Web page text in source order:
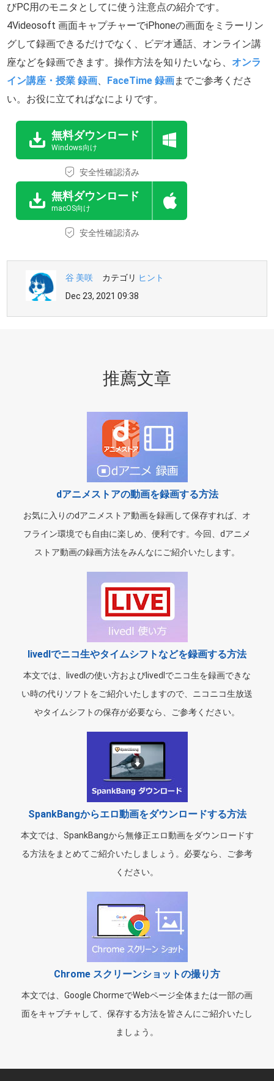
びPC用のモニタとしてに使う注意点の紹介です。
4Videosoft 画面キャプチャーでiPhoneの画面をミラーリン
グして録画できるだけでなく、ビデオ通話、オンライン講
座などを録画できます。操作方法を知りたいなら、 オンラ
イン講座・授業 録画、 FaceTime 録画までご参考くださ
い。お役に立てればなによりです。
無料ダウンロード
Windows向け
安全性確認済み
無料ダウンロード
macOS向け
安全性確認済み
谷 美咲 カテゴリ ヒント
Dec 23, 2021 09:38
推薦文章
dアニメストアの動画を録画する方法
お気に入りのdアニメストア動画を録画して保存すれば、オ
フライン環境でも自由に楽しめ、便利です。今回、dアニメ
ストア動画の録画方法をみんなにご紹介いたします。
livedlでニコ生やタイムシフトなどを録画する方法
本文では、livedlの使い方およびlivedlでニコ生を録画できな
い時の代りソフトをご紹介いたしますので、ニコニコ生放送
やタイムシフトの保存が必要なら、ご参考ください。
SpankBangからエロ動画をダウンロードする方法
本文では、SpankBangから無修正エロ動画をダウンロードす
る方法をまとめてご紹介いたしましょう。必要なら、ご参考
ください。
Chrome スクリーンショットの撮り方
本文では、Google ChormeでWebページ全体または一部の画
面をキャプチャして、保存する方法を皆さんにご紹介いたし
ましょう。